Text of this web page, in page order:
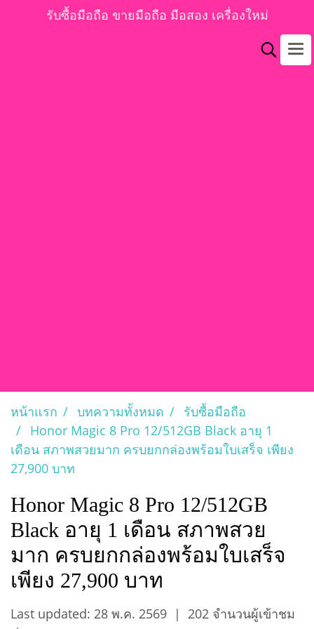
รับซื้อมือถือ ขายมือถือ มือสอง เครื่องใหม่
หน้าแรก บทความทั้งหมด
รับซื้อมือถือ
Honor Magic 8 Pro 12/512GB Black อายุ 1
เดือน สภาพสวยมาก ครบยกกล่องพร้อมใบเสร็จ เพียง
27,900 บาท
Honor Magic 8 Pro 12/512GB
Black อายุ 1 เดือน สภาพสวย
มาก ครบยกกล่องพร้อมใบเสร็จ
เพียง 27,900 บาท
Last updated: 28 พ.ค. 2569 |
202 จำนวนผู้เข้าชม